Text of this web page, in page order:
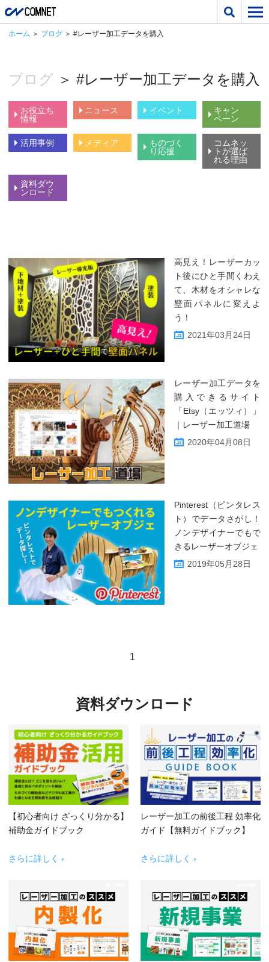
ホーム ＞ ブログ ＞ #レーザー加工データを購入
ブログ ＞ #レーザー加工データを購入
お役立ち
情報
ニュース イベント
キャン
ペーン
活用事例 メディア
ものづく
り応援
コムネッ
トが選ば
れる理由
資料ダウ
ンロード
高見え！レーザーカッ
ト後にひと手間くわえ
て、木材をオシャレな
壁面パネルに変えよ
う！
2021年03月24日
レーザー加工データを
購入できるサイト
「Etsy（エッツィ）」
｜レーザー加工道場
2020年04月08日
Pinterest（ピンタレス
ト）でデータさがし！
ノンデザイナーでもで
きるレーザーオブジェ
2019年05月28日
1
資料ダウンロード
【初心者向け ざっくり分かる】
補助金ガイドブック
さらに詳しく ›
レーザー加工の前後工程 効率化
ガイド【無料ガイドブック】
さらに詳しく ›